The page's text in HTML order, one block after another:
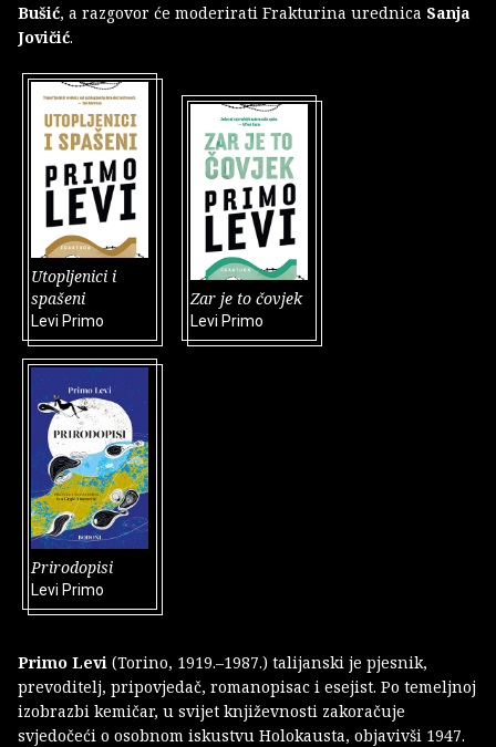
Bušić, a razgovor će moderirati Frakturina urednica Sanja
Jovičić.
Utopljenici i
spašeni
Levi Primo
Zar je to čovjek
Levi Primo
Prirodopisi
Levi Primo
Primo Levi (Torino, 1919.–1987.) talijanski je pjesnik,
prevoditelj, pripovjedač, romanopisac i esejist. Po temeljnoj
izobrazbi kemičar, u svijet književnosti zakoračuje
svjedočeći o osobnom iskustvu Holokausta, objavivši 1947.